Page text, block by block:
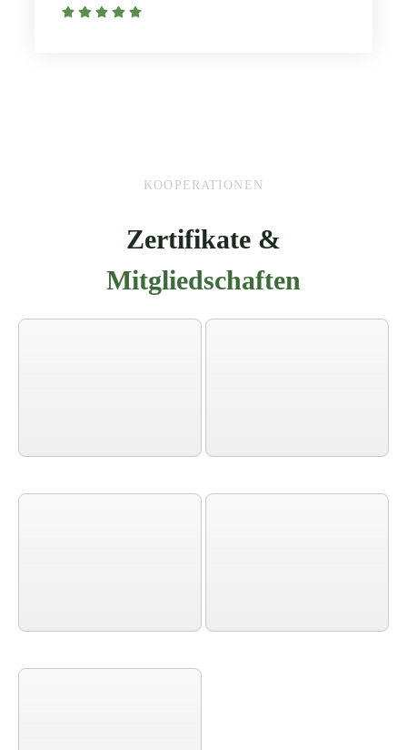
KOOPERATIONEN
Zertifikate &
Mitgliedschaften